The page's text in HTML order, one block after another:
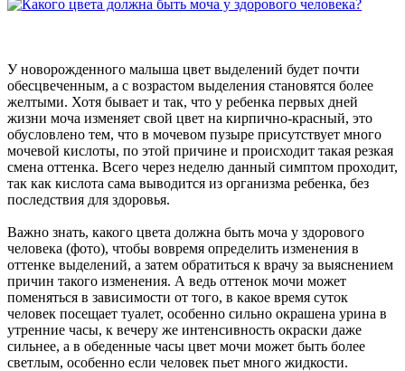
У новорожденного малыша цвет выделений будет почти
обесцвеченным, а с возрастом выделения становятся более
желтыми. Хотя бывает и так, что у ребенка первых дней
жизни моча изменяет свой цвет на кирпично-красный, это
обусловлено тем, что в мочевом пузыре присутствует много
мочевой кислоты, по этой причине и происходит такая резкая
смена оттенка. Всего через неделю данный симптом проходит,
так как кислота сама выводится из организма ребенка, без
последствия для здоровья.
Важно знать, какого цвета должна быть моча у здорового
человека (фото), чтобы вовремя определить изменения в
оттенке выделений, а затем обратиться к врачу за выяснением
причин такого изменения. А ведь оттенок мочи может
поменяться в зависимости от того, в какое время суток
человек посещает туалет, особенно сильно окрашена урина в
утренние часы, к вечеру же интенсивность окраски даже
сильнее, а в обеденные часы цвет мочи может быть более
светлым, особенно если человек пьет много жидкости.